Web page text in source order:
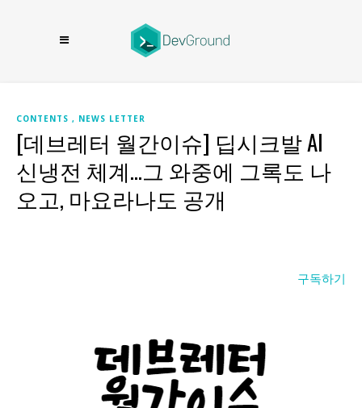
CONTENTS NEWS LETTER
[데브레터 월간이슈] 딥시크발 AI
신냉전 체계…그 와중에 그록도 나
오고, 마요라나도 공개
구독하기